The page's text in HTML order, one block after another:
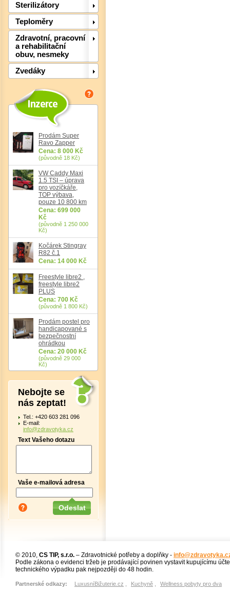
Sterilizátory
Teploměry
Zdravotní, pracovní
a rehabilitační
obuv, nesmeky
Zvedáky
Prodám Super
Ravo Zapper
Cena: 8 000 Kč
(původně 18 Kč)
VW Caddy Maxi
1.5 TSI – úprava
pro vozíčkáře,
TOP výbava,
pouze 10 800 km
Cena: 699 000
Kč
(původně 1 250 000
Kč)
Kočárek Stingray
R82 č.1
Cena: 14 000 Kč
Freestyle libre2 ,
freestyle libre2
PLUS
Cena: 700 Kč
(původně 1 800 Kč)
Prodám postel pro
handicapované s
bezpečnostní
ohrádkou
Cena: 20 000 Kč
(původně 29 000
Kč)
Nebojte se
nás zeptat!
Tel.: +420 603 281 096
E-mail:
info@zdravotyka.cz
Text Vašeho dotazu
Vaše e-mailová adresa
© 2010, CS TIP, s.r.o. – Zdravotnické potřeby a doplňky -
Podle zákona o evidenci tržeb je prodávající povinen vystavit kupujícímu
technického výpadku pak nejpozději do 48 hodin.
Partnerské odkazy: LuxusníBižuterie.cz Kuchyně Wellness pobyty pro dva